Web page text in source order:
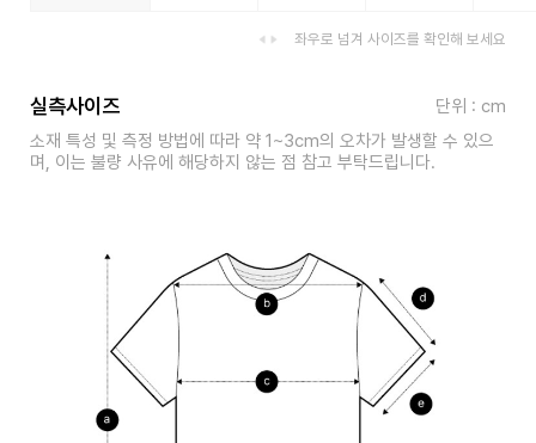
좌우로 넘겨 사이즈를 확인해 보세요
실측사이즈
단위 : cm
소재 특성 및 측정 방법에 따라 약 1~3cm의 오차가 발생할 수 있으
며, 이는 불량 사유에 해당하지 않는 점 참고 부탁드립니다.